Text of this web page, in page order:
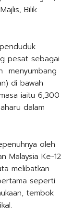
Bilik
pesat sebagai
menyumbang
di bawah
iaitu 6,300
dalam
oleh
Malaysia Ke-12
melibatkan
seperti
tembok